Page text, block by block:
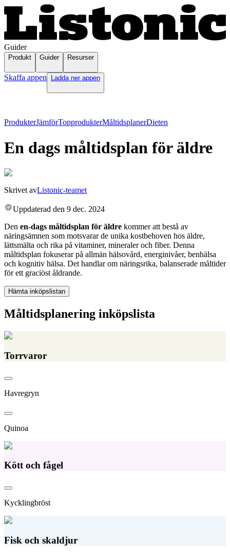
Guider
Produkt Guider Resurser
Skaffa appen Ladda ner appen
ProdukterJämförTopprodukterMåltidsplanerDieten
En dags måltidsplan för äldre
Skrivet avListonic-teamet
Uppdaterad den 9 dec. 2024
Den en-dags måltidsplan för äldre kommer att bestå av
näringsämnen som motsvarar de unika kostbehoven hos äldre,
lättsmälta och rika på vitaminer, mineraler och fiber. Denna
måltidsplan fokuserar på allmän hälsovård, energinivåer, benhälsa
och kognitiv hälsa. Det handlar om näringsrika, balanserade måltider
för ett graciöst åldrande.
Hämta inköpslistan
Måltidsplanering inköpslista
Torrvaror
Havregryn
Quinoa
Kött och fågel
Kycklingbröst
Fisk och skaldjur